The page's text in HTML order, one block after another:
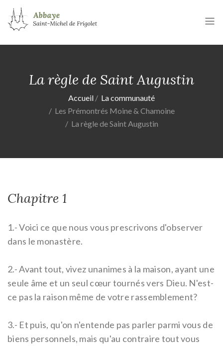
La règle de Saint Augustin
Accueil
La communauté
Les Prémontrés Moine & Chamoine
La règle de Saint Augustin
Chapitre 1
1.-Voici ce que nous vous prescrivons d'observer
dans le monastère.
2.-Avant tout, vivez unanimes à la maison, ayant une
seule âme et un seul cœur tournés vers Dieu. N'est-
ce pas la raison même de votre rassemblement?
3.- Et puis, qu'on n'entende pas parler parmi vous de
biens personnels, mais qu'au contraire tout vous